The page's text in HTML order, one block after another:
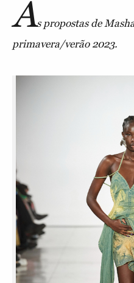
As propostas de
primavera/verão 2023.